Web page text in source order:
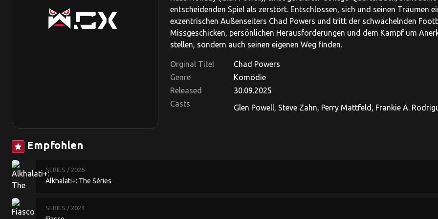
entscheidenden Spiel als zerstört. Entschlossen, sich und seinen Träumen
exzentrischen Außenseiters Chad Powers und tritt der schwächelnden
Missgeschicken, persönlichen Herausforderungen und dem Kampf um
stellen, sondern auch seinen eigenen Weg finden.
Orginal Titel
Chad Powers
Genre
Komödie
Released
30.09.2025
Casts
Glen Powell, Steve Zahn, Perry Mattfeld, Frankie A.
star Empfohlen
SERIES / 2026
Alkhalati+: The Séries
SERIES / 2024